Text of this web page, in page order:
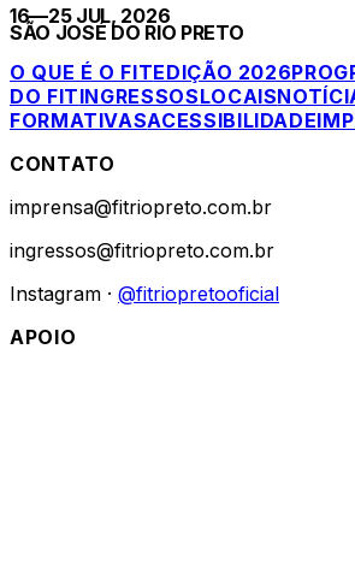
16—25 JUL, 2026
SÃO JOSÉ DO RIO PRETO
O QUE É O FITEDIÇÃO 2026
DO FITINGRESSOSLOCAIS
FORMATIVASACESSIBILIDADE
CONTATO
imprensa@fitriopreto.com.br
ingressos@fitriopreto.com.br
Instagram · @fitriopretooficial
APOIO